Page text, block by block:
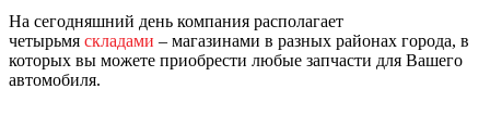
На сегодняшний день компания располагает
четырьмя складами – магазинами в разных районах города, в
которых вы можете приобрести любые запчасти для Вашего
автомобиля.